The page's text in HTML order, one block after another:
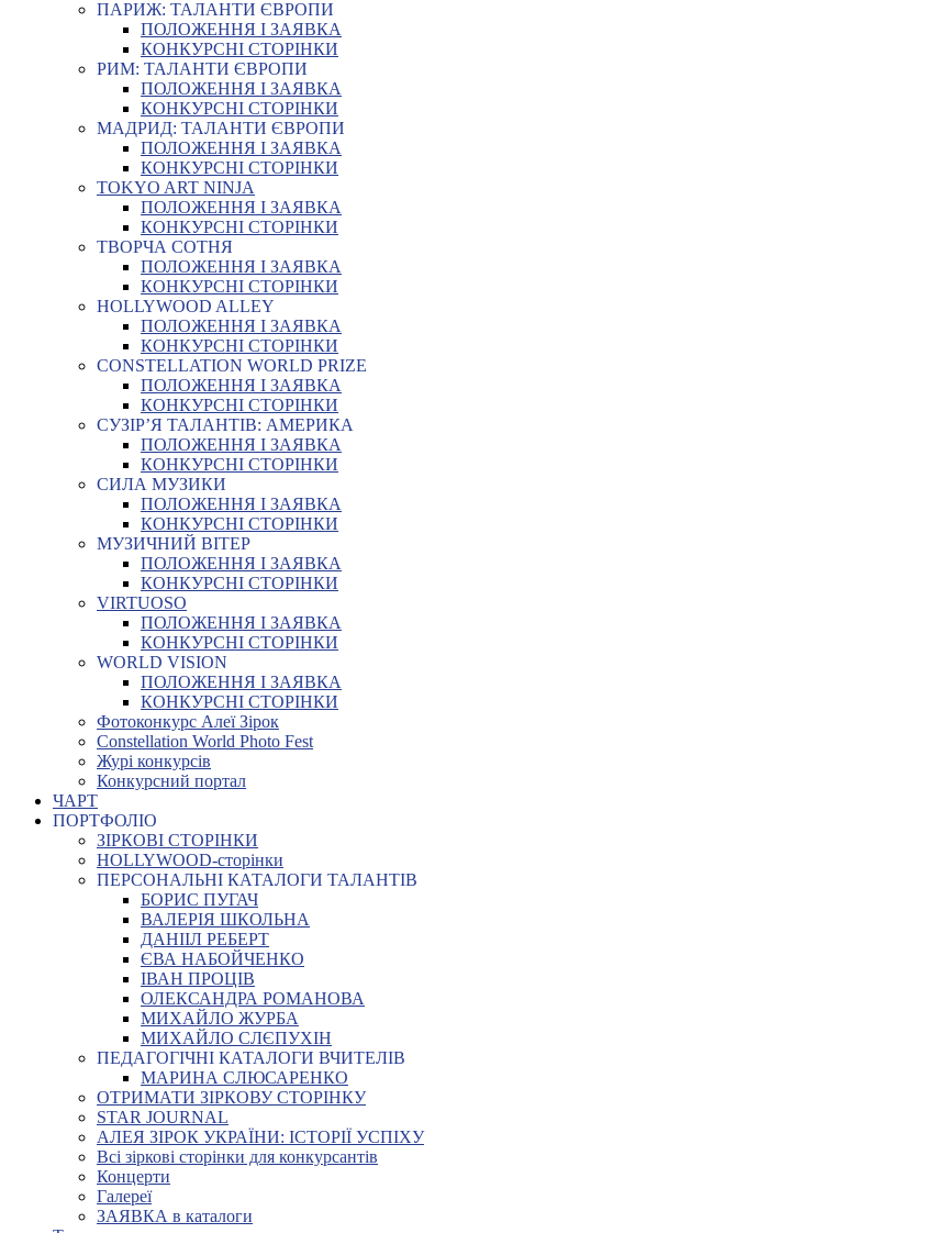
ПАРИЖ: ТАЛАНТИ ЄВРОПИ
ПОЛОЖЕННЯ І ЗАЯВКА
КОНКУРСНІ СТОРІНКИ
РИМ: ТАЛАНТИ ЄВРОПИ
ПОЛОЖЕННЯ І ЗАЯВКА
КОНКУРСНІ СТОРІНКИ
МАДРИД: ТАЛАНТИ ЄВРОПИ
ПОЛОЖЕННЯ І ЗАЯВКА
КОНКУРСНІ СТОРІНКИ
TOKYO ART NINJA
ПОЛОЖЕННЯ І ЗАЯВКА
КОНКУРСНІ СТОРІНКИ
ТВОРЧА СОТНЯ
ПОЛОЖЕННЯ І ЗАЯВКА
КОНКУРСНІ СТОРІНКИ
HOLLYWOOD ALLEY
ПОЛОЖЕННЯ І ЗАЯВКА
КОНКУРСНІ СТОРІНКИ
CONSTELLATION WORLD PRIZE
ПОЛОЖЕННЯ І ЗАЯВКА
КОНКУРСНІ СТОРІНКИ
СУЗІР’Я ТАЛАНТІВ: АМЕРИКА
ПОЛОЖЕННЯ І ЗАЯВКА
КОНКУРСНІ СТОРІНКИ
СИЛА МУЗИКИ
ПОЛОЖЕННЯ І ЗАЯВКА
КОНКУРСНІ СТОРІНКИ
МУЗИЧНИЙ ВІТЕР
ПОЛОЖЕННЯ І ЗАЯВКА
КОНКУРСНІ СТОРІНКИ
VIRTUOSO
ПОЛОЖЕННЯ І ЗАЯВКА
КОНКУРСНІ СТОРІНКИ
WORLD VISION
ПОЛОЖЕННЯ І ЗАЯВКА
КОНКУРСНІ СТОРІНКИ
Фотоконкурс Алеї Зірок
Constellation World Photo Fest
Журі конкурсів
Конкурсний портал
ЧАРТ
ПОРТФОЛІО
ЗІРКОВІ СТОРІНКИ
HOLLYWOOD-сторінки
ПЕРСОНАЛЬНІ КАТАЛОГИ ТАЛАНТІВ
БОРИС ПУГАЧ
ВАЛЕРІЯ ШКОЛЬНА
ДАНІІЛ РЕБЕРТ
ЄВА НАБОЙЧЕНКО
ІВАН ПРОЦІВ
ОЛЕКСАНДРА РОМАНОВА
МИХАЙЛО ЖУРБА
МИХАЙЛО СЛЄПУХІН
ПЕДАГОГІЧНІ КАТАЛОГИ ВЧИТЕЛІВ
МАРИНА СЛЮСАРЕНКО
ОТРИМАТИ ЗІРКОВУ СТОРІНКУ
STAR JOURNAL
АЛЕЯ ЗІРОК УКРАЇНИ: ІСТОРІЇ УСПІХУ
Всі зіркові сторінки для конкурсантів
Концерти
Галереї
ЗАЯВКА в каталоги